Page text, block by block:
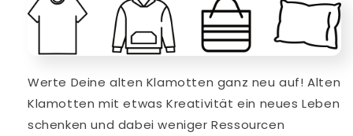
Werte Deine alten Klamotten ganz neu auf! Alten
Klamotten mit etwas Kreativität ein neues Leben
schenken und dabei weniger Ressourcen